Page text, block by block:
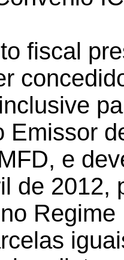
fiscal
Emissor
e
de 2012,